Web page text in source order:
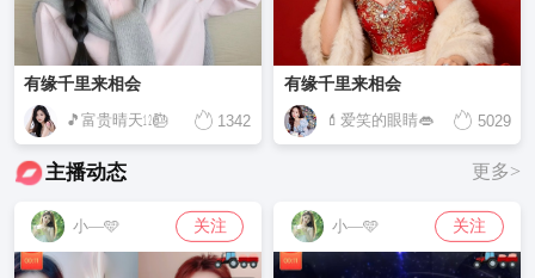
有缘千里来相会
🎵富贵晴天㏫🎂 1342
有缘千里来相会
💄爱笑的眼睛👄 5029
主播动态 更多>
小—🩵 关注 小—🩵 关注